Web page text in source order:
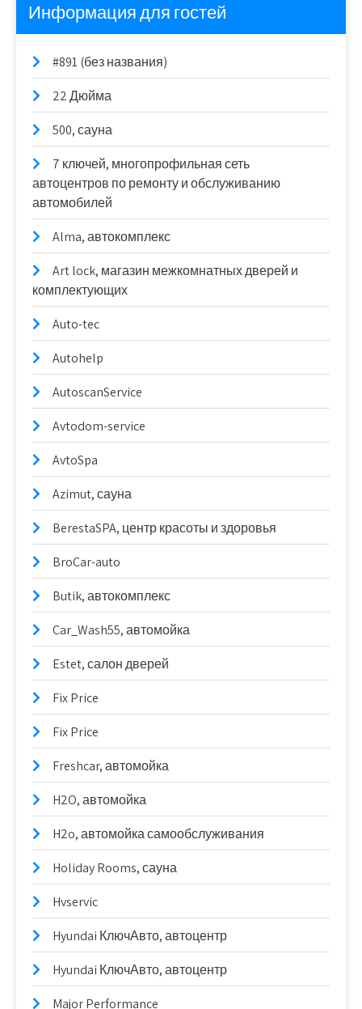
Информация для гостей
#891 (без названия)
22 Дюйма
500, сауна
7 ключей, многопрофильная сеть
автоцентров по ремонту и обслуживанию
автомобилей
Alma, автокомплекс
Art lock, магазин межкомнатных дверей и
комплектующих
Auto-tec
Autohelp
AutoscanService
Avtodom-service
AvtoSpa
Azimut, сауна
BerestaSPA, центр красоты и здоровья
BroCar-auto
Butik, автокомплекс
Car_Wash55, автомойка
Estet, салон дверей
Fix Price
Fix Price
Freshcar, автомойка
H2O, автомойка
H2o, автомойка самообслуживания
Holiday Rooms, сауна
Hvservic
Hyundai КлючАвто, автоцентр
Hyundai КлючАвто, автоцентр
Major Performance